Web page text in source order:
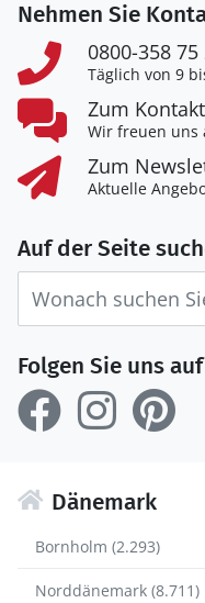
Nehmen Sie
0800-358 75
Täglich von 9
Zum
Wir freuen uns
Zum
Aktuelle
Auf der Seite
Folgen Sie uns
Dänemark
Bornholm (2.293)
Norddänemark (8.711)